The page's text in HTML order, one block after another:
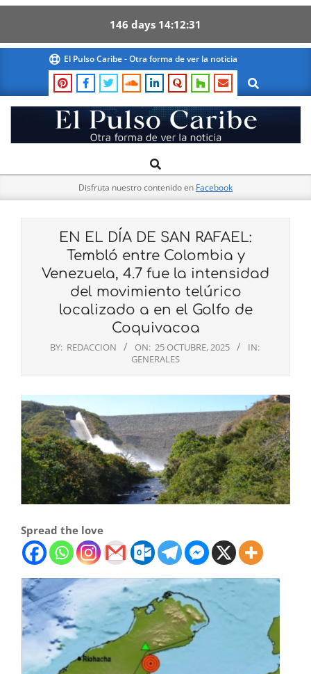
146 days 14 12 30
content
El Pulso Caribe - Otra forma de ver la noticia
Search
El
Pulso
Navigation
Search
Disfruta nuestro contenido en Facebook
EN EL DÍA DE SAN RAFAEL:
Tembló entre Colombia y
Venezuela, 4.7 fue la intensidad
del movimiento telúrico
localizado a en el Golfo de
Coquivacoa
BY: REDACCION ON: 25 OCTUBRE, 2025
IN:
GENERALES
Spread the love